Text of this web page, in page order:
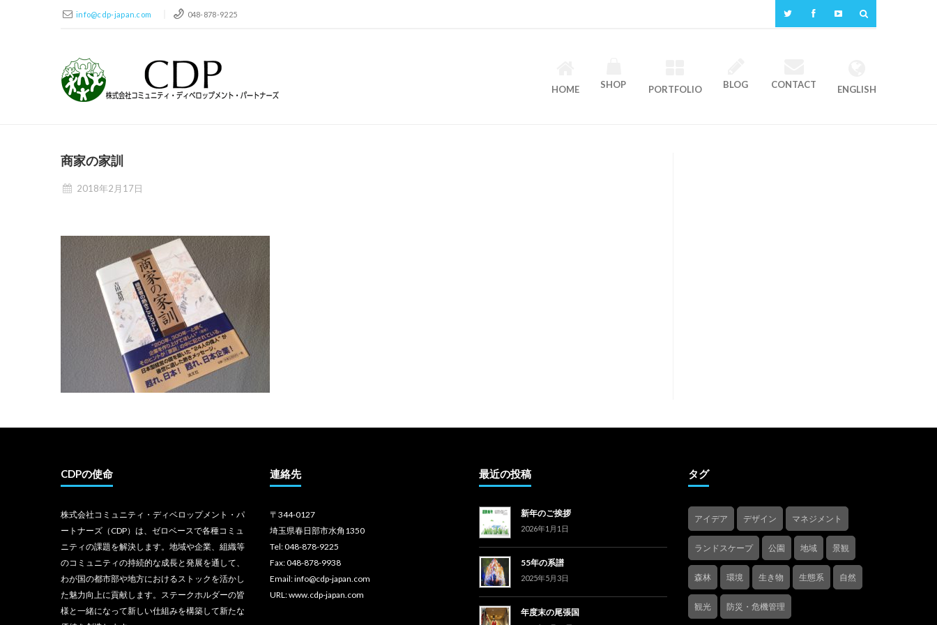
info@cdp-japan.com 048-878-9225
HOME SHOP PORTFOLIO BLOG CONTACT ENGLISH
商家の家訓
2018年2月17日
CDPの使命
株式会社コミュニティ・ディベロップメント・パ
ートナーズ（CDP）は、ゼロベースで各種コミュ
ニティの課題を解決します。地域や企業、組織等
のコミュニティの持続的な成長と発展を通して、
わが国の都市部や地方におけるストックを活かし
た魅力向上に貢献します。ステークホルダーの皆
様と一緒になって新しい仕組みを構築して新たな
連絡先
〒344-0127
埼玉県春日部市水角1350
Tel: 048-878-9225
Fax: 048-878-9938
Email: info@cdp-japan.com
URL: www.cdp-japan.com
最近の投稿
新年のご挨拶
2026年1月1日
55年の系譜
2025年5月3日
年度末の尾張国
タグ
アイデア デザイン マネジメント
ランドスケープ 公園 地域 景観
森林 環境 生き物 生態系 自然
観光 防災・危機管理